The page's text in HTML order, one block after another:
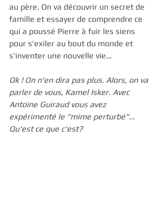
au père. On va découvrir un secret de
famille et essayer de comprendre ce
qui a poussé Pierre à fuir les siens
pour s'exiler au bout du monde et
s'inventer une nouvelle vie…
Ok ! On n'en dira pas plus. Alors, on va
parler de vous, Kamel Isker. Avec
Antoine Guiraud vous avez
expérimenté le "mime perturbé"...
Qu'est ce que c'est?